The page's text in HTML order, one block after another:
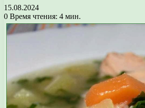
15.08.2024
0 Время чтения: 4 мин.